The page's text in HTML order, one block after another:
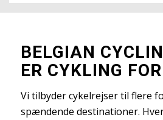
BELGIAN
ER CYKLING
Vi tilbyder cykelrejser til flere
spændende destinationer.